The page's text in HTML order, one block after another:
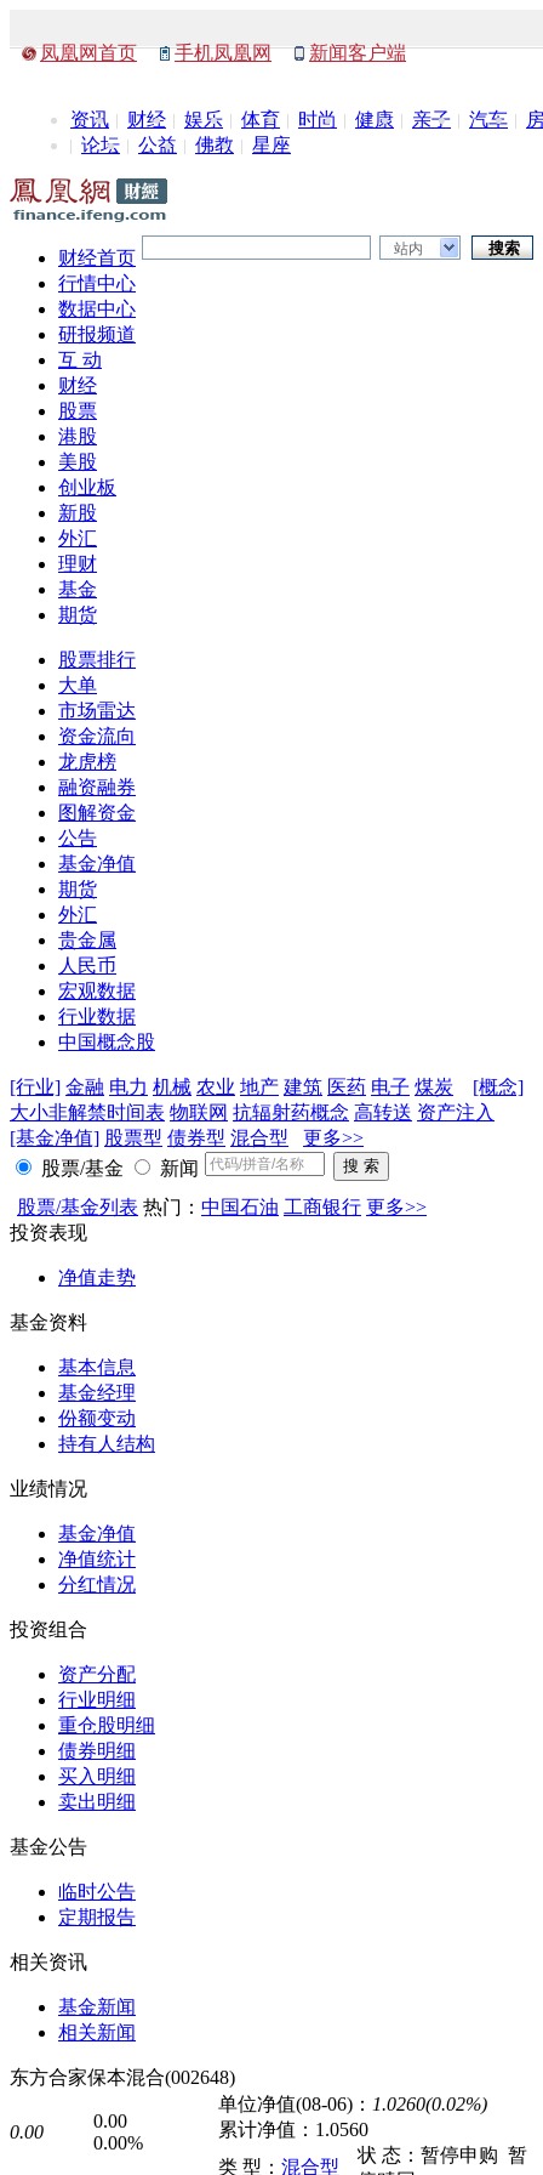
凤凰网首页 手机凤凰网 新闻客户端
资讯 财经 娱乐 体育 时尚 健康 亲子 汽车
论坛
公益 佛教 星座
站内
财经首页
行情中心
数据中心
研报频道
互 动
财经
股票
港股
美股
创业板
新股
外汇
理财
基金
期货
股票排行
大单
市场雷达
资金流向
龙虎榜
融资融券
图解资金
公告
基金净值
期货
外汇
贵金属
人民币
宏观数据
行业数据
中国概念股
[行业] 金融 电力 机械 农业 地产 建筑 医药 电子 煤炭
[概念]
大小非解禁时间表 物联网 抗辐射药概念 高转送 资产注入
[基金净值] 股票型 债券型 混合型
更多>>
股票/基金
新闻
股票/基金列表 热门： 中国石油 工商银行 更多>>
投资表现
净值走势
基金资料
基本信息
基金经理
份额变动
持有人结构
业绩情况
基金净值
净值统计
分红情况
投资组合
资产分配
行业明细
重仓股明细
债券明细
买入明细
卖出明细
基金公告
临时公告
定期报告
相关资讯
基金新闻
相关新闻
东方合家保本混合(002648)
0.00
0.00
0.00%
单位净值(08-06)： 1.0260(0.02%)
累计净值： 1.0560
类 型： 混合型
状 态： 暂停申购 暂